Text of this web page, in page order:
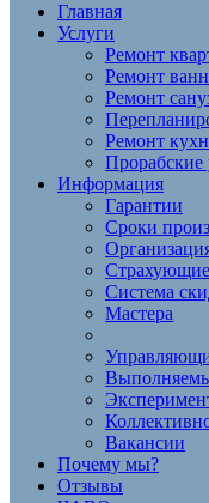
Главная
Услуги
Ремонт
Ремонт
Ремонт
Ремонт
Прорабские
Информация
Гарантии
Сроки
Страхующие
Система
Мастера
Вакансии
Почему мы?
Отзывы